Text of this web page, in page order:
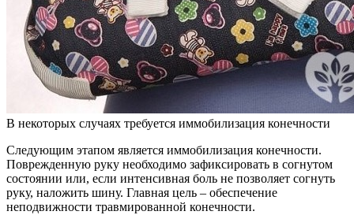
В некоторых случаях требуется иммобилизация конечности
Следующим этапом является иммобилизация конечности.
Поврежденную руку необходимо зафиксировать в согнутом
состоянии или, если интенсивная боль не позволяет согнуть
руку, наложить шину. Главная цель – обеспечение
неподвижности травмированной конечности.